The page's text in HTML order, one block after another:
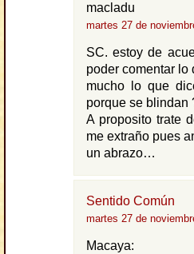
macladu
martes 27 de
SC. estoy de
poder comentar lo
mucho lo que
porque se blindan
A proposito trate
me extraño pues
un abrazo…
Sentido Común
martes 27 de
Macaya: